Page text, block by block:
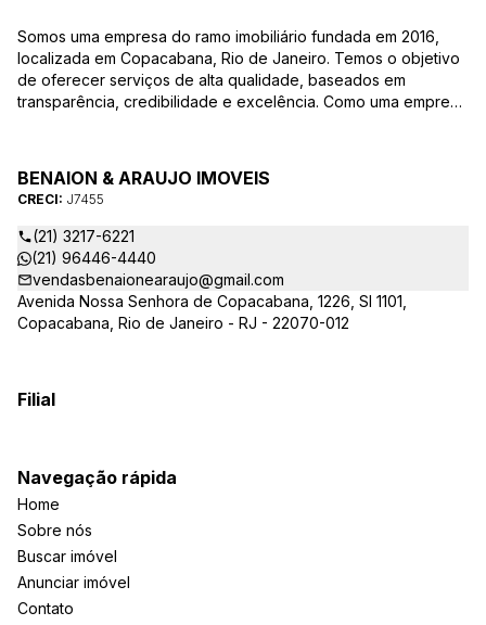
Somos uma empresa do ramo imobiliário fundada em 2016,
localizada em Copacabana, Rio de Janeiro. Temos o objetivo
de oferecer serviços de alta qualidade, baseados em
transparência, credibilidade e excelência. Como uma empresa
BENAION & ARAUJO IMOVEIS
CRECI: J7455
(21) 3217-6221
(21) 96446-4440
vendasbenaionearaujo@gmail.com
Avenida Nossa Senhora de Copacabana, 1226, Sl 1101,
Copacabana, Rio de Janeiro - RJ - 22070-012
Filial
Navegação rápida
Home
Sobre nós
Buscar imóvel
Anunciar imóvel
Contato